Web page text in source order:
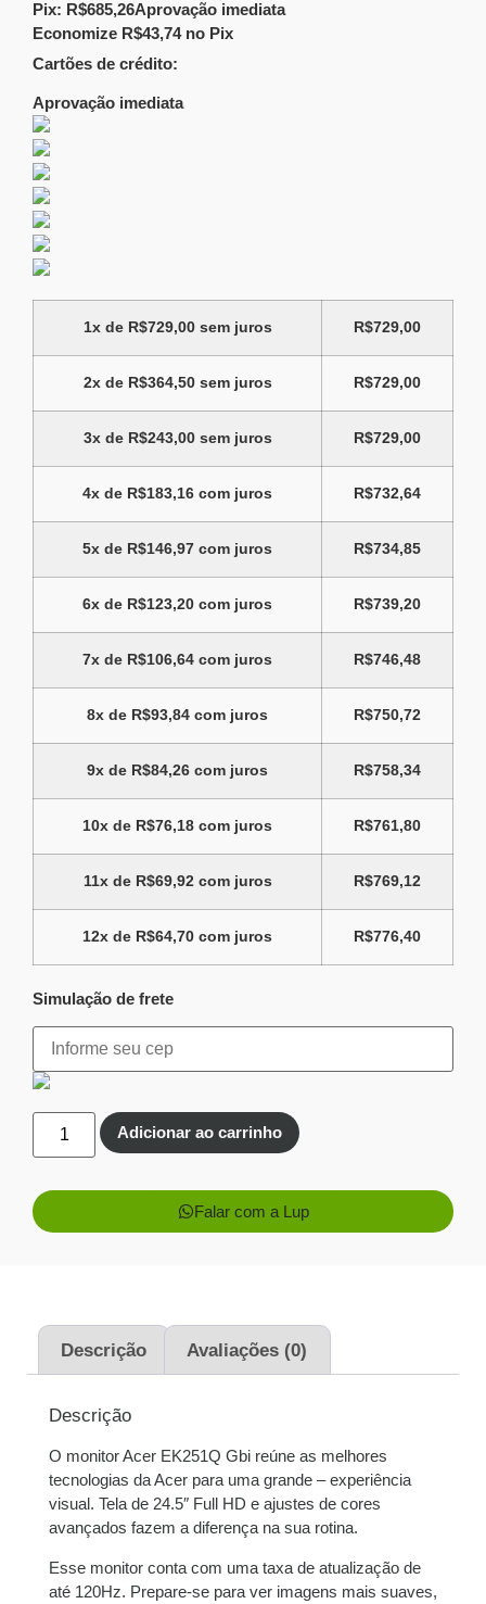
Pix: R$685,26Aprovação imediata
Economize R$43,74no Pix
Cartões de crédito:
Aprovação imediata
1x de R$729,00sem juros R$729,00
2x de R$364,50sem juros R$729,00
3x de R$243,00sem juros R$729,00
4x de R$183,16 com juros R$732,64
5x de R$146,97 com juros R$734,85
6x de R$123,20 com juros R$739,20
7x de R$106,64 com juros R$746,48
8x de R$93,84 com juros R$750,72
9x de R$84,26 com juros R$758,34
10x de R$76,18 com juros R$761,80
11x de R$69,92com juros R$769,12
12x de R$64,70 com juros R$776,40
Simulação de frete
Adicionar ao carrinho
Falar com a Lup
Descrição Avaliações (0)
Descrição
O monitor Acer EK251Q Gbi reúne as melhores
tecnologias da Acer para uma grande – experiência
visual. Tela de 24.5″ Full HD e ajustes de cores
avançados fazem a diferença na sua rotina.
Esse monitor conta com uma taxa de atualização de
até 120Hz. Prepare-se para ver imagens mais suaves,